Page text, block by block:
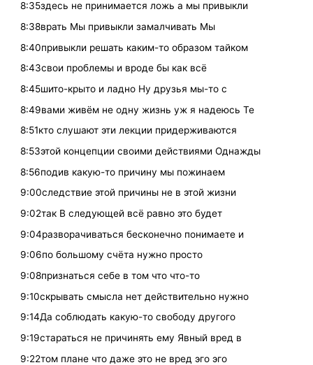
8:35здесь не принимается ложь а мы привыкли
8:38врать Мы привыкли замалчивать Мы
8:40привыкли решать каким-то образом тайком
8:43свои проблемы и вроде бы как всё
8:45шито-крыто и ладно Ну друзья мы-то с
8:49вами живём не одну жизнь уж я надеюсь Те
8:51кто слушают эти лекции придерживаются
8:53этой концепции своими действиями Однажды
8:56подив какую-то причину мы пожинаем
9:00следствие этой причины не в этой жизни
9:02так В следующей всё равно это будет
9:04разворачиваться бесконечно понимаете и
9:06по большому счёта нужно просто
9:08признаться себе в том что что-то
9:10скрывать смысла нет действительно нужно
9:14Да соблюдать какую-то свободу другого
9:19стараться не причинять ему Явный вред в
9:22том плане что даже это не вред эго эго